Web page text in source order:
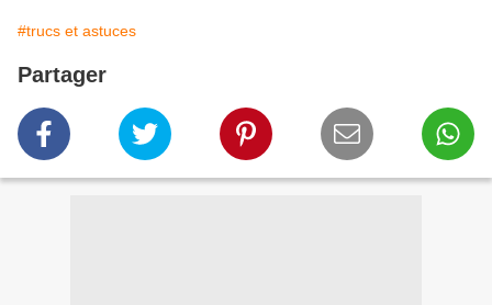
#trucs et astuces
Partager